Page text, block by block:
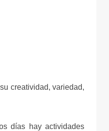
creatividad, variedad,
días hay actividades